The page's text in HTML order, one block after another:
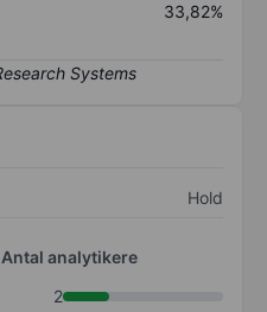
33,82%
Hold
Antal analytikere
2